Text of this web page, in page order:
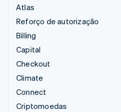
Atlas
Reforço de autorização
Billing
Capital
Checkout
Climate
Connect
Criptomoedas